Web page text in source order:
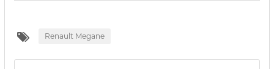
Renault Megane